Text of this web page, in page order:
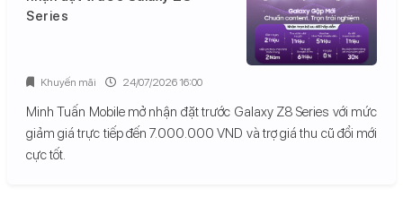
Series
Minh Tuấn Mobile mở nhận đặt trước Galaxy Z8 Series với mức
giảm giá trực tiếp đến 7.000.000 VND và trợ giá thu cũ đổi mới
cực tốt.
Khuyến mãi 24/07/2026 16:00